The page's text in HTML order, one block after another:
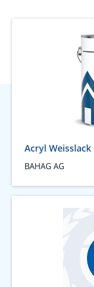
Acryl Weisslack
BAHAG AG